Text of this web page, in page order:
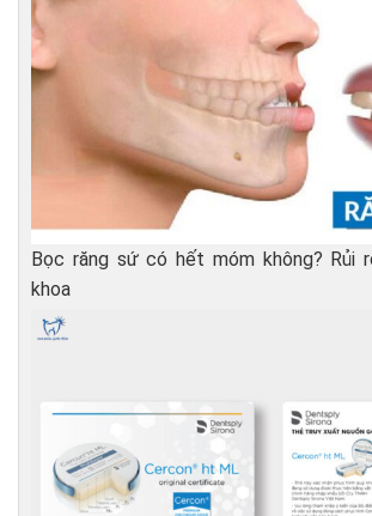
Bọc răng sứ có hết móm không? Rủi
khoa